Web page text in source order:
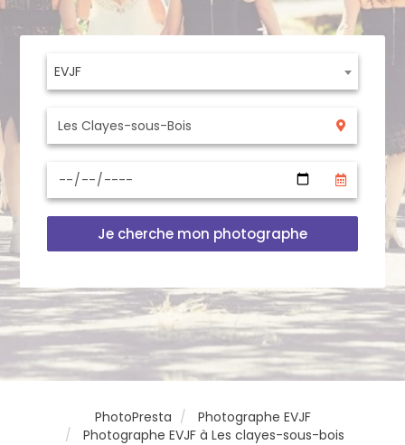
EVJF
Je cherche mon photographe
PhotoPresta
Photographe EVJF
Photographe EVJF à Les clayes-sous-bois